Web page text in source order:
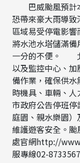
巴威颱風預計
恐帶來豪大雨導
區域易受停電影
將水池水塔儲滿
一分的不便。 北
以及監控中心、
備作業，確保供
時機具、車輛、
市政府公告停班
庭園、親水樂園
維護遊客安全。
處官網http://
服專線02-